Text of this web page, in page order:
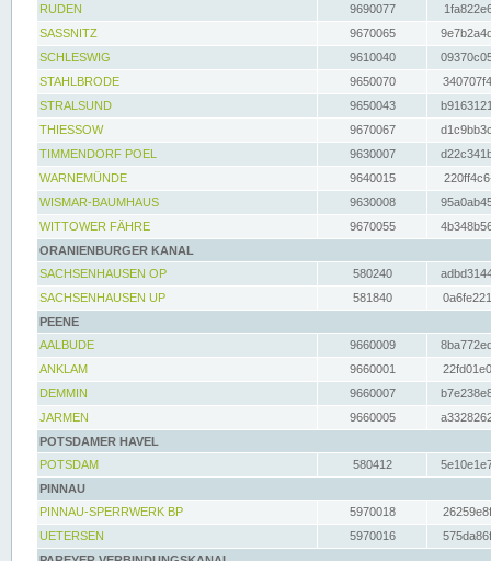
RUDEN
9690077
SASSNITZ
9670065
SCHLESWIG
9610040
STAHLBRODE
9650070
STRALSUND
9650043
THIESSOW
9670067
TIMMENDORF POEL
9630007
WARNEMÜNDE
9640015
WISMAR-BAUMHAUS
9630008
WITTOWER FÄHRE
9670055
ORANIENBURGER KANAL
SACHSENHAUSEN OP
580240
SACHSENHAUSEN UP
581840
PEENE
AALBUDE
9660009
ANKLAM
9660001
DEMMIN
9660007
JARMEN
9660005
POTSDAMER HAVEL
POTSDAM
580412
PINNAU
PINNAU-SPERRWERK BP
5970018
UETERSEN
5970016